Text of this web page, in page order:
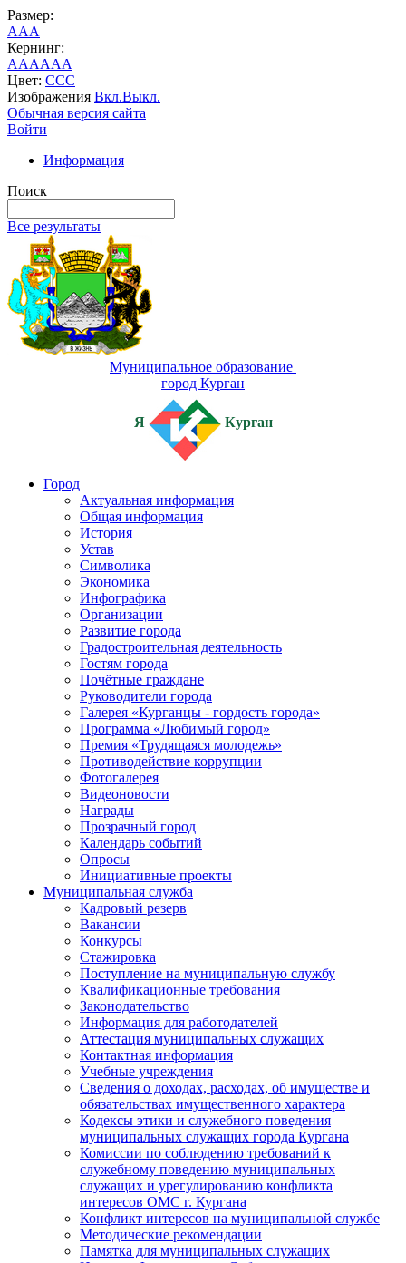
Размер:
AAA
Кернинг:
AAAAAA
Цвет: CCC
Изображения Вкл.Выкл.
Обычная версия сайта
Войти
Информация
Поиск
Все результаты
Муниципальное образование
город Курган
Я Курган
Город
Актуальная информация
Общая информация
История
Устав
Символика
Экономика
Инфографика
Организации
Развитие города
Градостроительная деятельность
Гостям города
Почётные граждане
Руководители города
Галерея «Курганцы - гордость города»
Программа «Любимый город»
Премия «Трудящаяся молодежь»
Противодействие коррупции
Фотогалерея
Видеоновости
Награды
Прозрачный город
Календарь событий
Опросы
Инициативные проекты
Муниципальная служба
Кадровый резерв
Вакансии
Конкурсы
Стажировка
Поступление на муниципальную службу
Квалификационные требования
Законодательство
Информация для работодателей
Аттестация муниципальных служащих
Контактная информация
Учебные учреждения
Сведения о доходах, расходах, об имуществе и
обязательствах имущественного характера
Кодексы этики и служебного поведения
муниципальных служащих города Кургана
Комиссии по соблюдению требований к
служебному поведению муниципальных
служащих и урегулированию конфликта
интересов ОМС г. Кургана
Конфликт интересов на муниципальной службе
Методические рекомендации
Памятка для муниципальных служащих